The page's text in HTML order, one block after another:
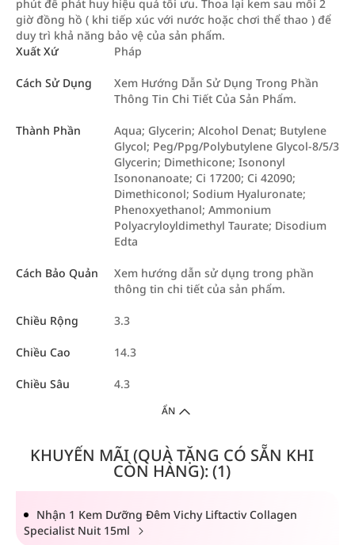
phút để phát huy hiệu quả tối ưu. Thoa lại kem sau mỗi 2
giờ đồng hồ ( khi tiếp xúc với nước hoặc chơi thể thao ) để
duy trì khả năng bảo vệ của sản phẩm.
Xuất Xứ
Pháp
Cách Sử Dụng
Xem Hướng Dẫn Sử Dụng Trong Phần
Thông Tin Chi Tiết Của Sản Phẩm.
Thành Phần
Aqua; Glycerin; Alcohol Denat; Butylene
Glycol; Peg/Ppg/Polybutylene Glycol-8/5/3
Glycerin; Dimethicone; Isononyl
Isononanoate; Ci 17200; Ci 42090;
Dimethiconol; Sodium Hyaluronate;
Phenoxyethanol; Ammonium
Polyacryloyldimethyl Taurate; Disodium
Edta
Cách Bảo Quản
Xem hướng dẫn sử dụng trong phần
thông tin chi tiết của sản phẩm.
Chiều Rộng 3.3
Chiều Cao 14.3
Chiều Sâu 4.3
ẨN
KHUYẾN MÃI (QUÀ TẶNG CÓ SẴN KHI
CÒN HÀNG): (1)
Nhận 1 Kem Dưỡng Đêm Vichy Liftactiv Collagen
Specialist Nuit 15ml